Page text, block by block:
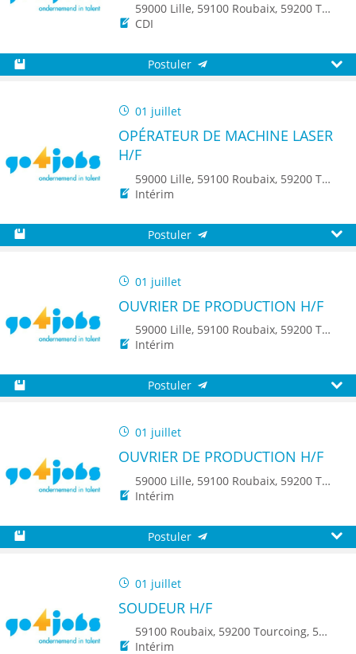
59000 Lille, 59100 Roubaix, 59200 Tourcoing, 59150 Wattrelos, 59510 Hem, 59223 Roncq, 59560 Comines
CDI
Postuler
01 juillet
OPÉRATEUR DE MACHINE LASER
H/F
59000 Lille, 59100 Roubaix, 59200 Tourcoing, 59140 Dunkerque, 59650 Villeneuve d'Ascq, 59500 Douai, 59150 Wattrelos, 59370 Mons-en-Baroeul, 59250 Halluin, 59290 Wasquehal, 59270 Bailleul, 59223 Roncq, 59390 Toufflers, 8500 Kortrijk
Intérim
Postuler
01 juillet
OUVRIER DE PRODUCTION H/F
59000 Lille, 59100 Roubaix, 59200 Tourcoing, 59140 Dunkerque, 59650 Villeneuve d'Ascq, 59500 Douai, 59150 Wattrelos, 59370 Mons-en-Baroeul, 59250 Halluin, 59290 Wasquehal, 59270 Bailleul, 59223 Roncq, 59390 Toufflers, 8500 Kortrijk
Intérim
Postuler
01 juillet
OUVRIER DE PRODUCTION H/F
59000 Lille, 59100 Roubaix, 59200 Tourcoing, 59140 Dunkerque, 59650 Villeneuve d'Ascq, 59500 Douai, 59150 Wattrelos, 59370 Mons-en-Baroeul, 59250 Halluin, 59290 Wasquehal, 59270 Bailleul, 59223 Roncq, 59390 Toufflers, 8500 Kortrijk
Intérim
Postuler
01 juillet
SOUDEUR H/F
59100 Roubaix, 59200 Tourcoing, 59150 Wattrelos, 8500 Kortrijk, 8790 Waregem
Intérim